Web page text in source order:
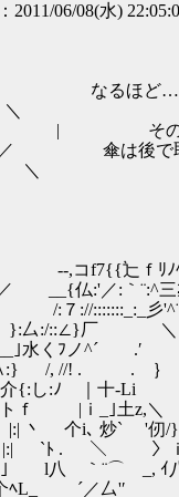
2011/06/08(水)
ほど
ときに、
取りに行く
ｆﾘﾉﾍ
¨:^三
彡'^¨⌒
＼
^´ .′
//! . . ｝
十-Li j/
z,＼
i､ 炒` '
. ＼ 〉ｉ
¨⌒ _, ｲ八}
ﾍL_ ´／厶'′